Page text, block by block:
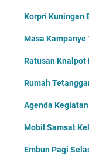
Korpri Kuningan
Masa Kampanye
Ratusan Knalpot
Rumah
Agenda
Mobil Samsat
Embun Pagi